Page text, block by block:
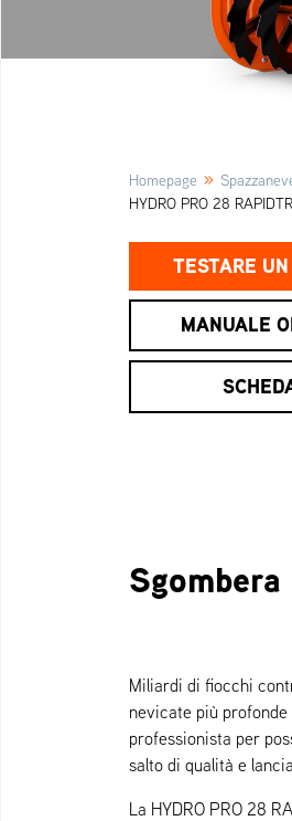
Homepage »
HYDRO PRO 28
TESTARE
MANUALE
Miliardi di fiocchi
nevicate più
professionista per
salto di qualità e
La HYDRO PRO 28